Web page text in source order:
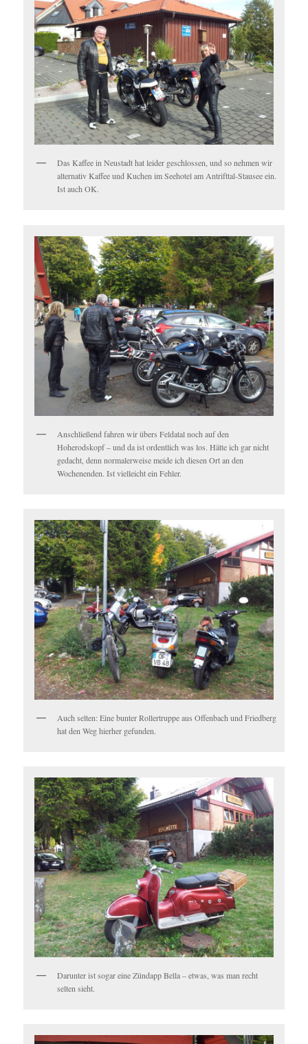
Das Kaffee in Neustadt hat leider geschlossen, und so nehmen wir
alternativ Kaffee und Kuchen im Seehotel am Antrifttal-Stausee ein.
Ist auch OK.
Anschließend fahren wir übers Feldatal noch auf den
Hoherodskopf – und da ist ordentlich was los. Hätte ich gar nicht
gedacht, denn normalerweise meide ich diesen Ort an den
Wochenenden. Ist vielleicht ein Fehler.
Auch selten: Eine bunter Rollertruppe aus Offenbach und Friedberg
hat den Weg hierher gefunden.
Darunter ist sogar eine Zündapp Bella – etwas, was man recht
selten sieht.